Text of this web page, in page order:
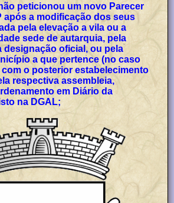
peticionou um novo Parecer
após a modificação dos seus
pela elevação a vila ou a
sede de autarquia, pela
designação oficial, ou pela
a que pertence (no caso
o posterior estabelecimento
respectiva assembleia,
em Diário da
na DGAL;